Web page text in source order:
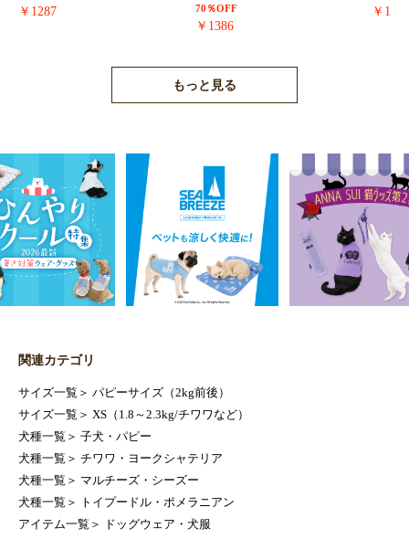
￥1287 70％OFF
￥1386
￥
もっと見る
関連カテゴリ
サイズ一覧 ＞ パピーサイズ（2kg前後）
サイズ一覧 ＞ XS（1.8～2.3kg/チワワなど）
犬種一覧 ＞ 子犬・パピー
犬種一覧 ＞ チワワ・ヨークシャテリア
犬種一覧 ＞ マルチーズ・シーズー
犬種一覧 ＞
トイプードル・ポメラニアン
アイテム一覧 ＞ ドッグウェア・犬服